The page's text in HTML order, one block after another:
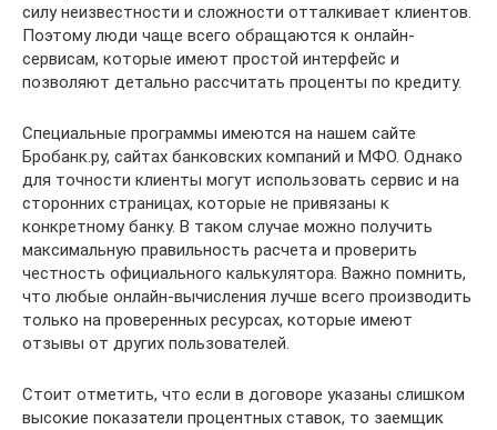
силу неизвестности и сложности отталкивает клиентов.
Поэтому люди чаще всего обращаются к онлайн-
сервисам, которые имеют простой интерфейс и
позволяют детально рассчитать проценты по кредиту.
Специальные программы имеются на нашем сайте
Бробанк.ру, сайтах банковских компаний и МФО. Однако
для точности клиенты могут использовать сервис и на
сторонних страницах, которые не привязаны к
конкретному банку. В таком случае можно получить
максимальную правильность расчета и проверить
честность официального калькулятора. Важно помнить,
что любые онлайн-вычисления лучше всего производить
только на проверенных ресурсах, которые имеют
отзывы от других пользователей.
Стоит отметить, что если в договоре указаны слишком
высокие показатели процентных ставок, то заемщик